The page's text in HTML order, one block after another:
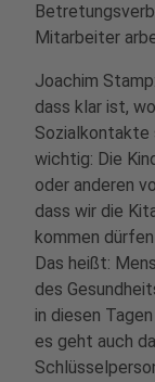
Mitarbeiter
Joachim
dass klar ist,
Sozialkontakte
wichtig: Die
oder anderen
dass wir die
kommen
Das heißt:
des
in diesen
es geht auch